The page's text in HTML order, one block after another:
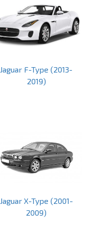
Jaguar F-Type (2013-
2019)
Jaguar X-Type (2001-
2009)